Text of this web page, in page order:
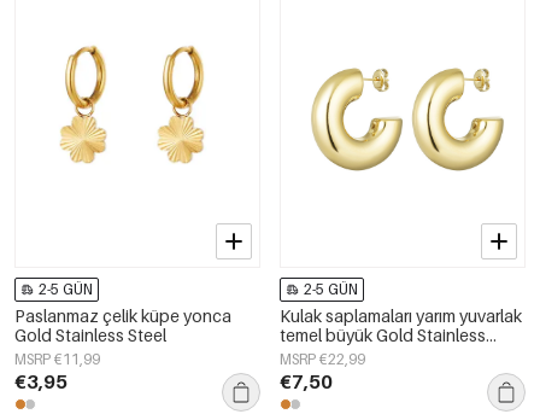
2-5 GÜN
Paslanmaz çelik küpe yonca
Gold Stainless Steel
MSRP €11,99
€3,95
2-5 GÜN
Kulak saplamaları yarım yuvarlak
temel büyük Gold Stainless
Steel
MSRP €22,99
€7,50